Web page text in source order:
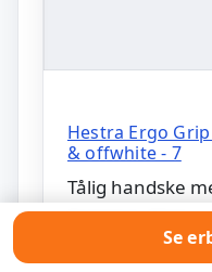
Hestra Ergo
& offwhite - 7
Tålig handske
fungerar året
sysslor i läger.
Se